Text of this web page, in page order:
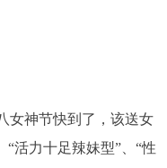
女神节快到了，该送女
“活力十足辣妹型”、“性